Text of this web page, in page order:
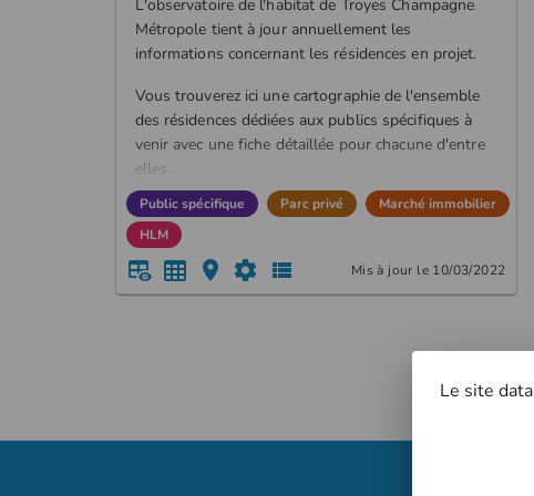
L'observatoire de l'habitat de Troyes Champagne
Métropole tient à jour annuellement les
informations concernant les résidences en projet.
Vous trouverez ici une cartographie de l'ensemble
des résidences dédiées aux publics spécifiques à
venir avec une fiche détaillée pour chacune d'entre
elles.
Public spécifique Parc privé
Marché immobilier
HLM
Mis à jour le 10/03/2022
Le site